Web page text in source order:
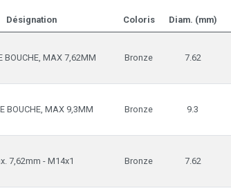
Désignation Coloris Diam. (mm)
BOUCHE, MAX 7,62MM Bronze 7.62
BOUCHE, MAX 9,3MM Bronze 9.3
7,62mm - M14x1 Bronze 7.62